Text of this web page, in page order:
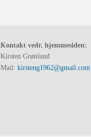
Kontakt vedr. hjemmesiden:
Kirsten Grønlund
Mail: kirsteng1962@gmail.com